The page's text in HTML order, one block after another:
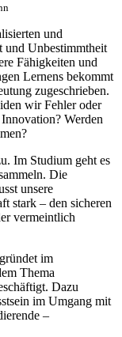
und
und Unbestimmtheit
Fähigkeiten und
Lernens bekommt
zugeschrieben.
wir Fehler oder
Werden
Im Studium geht es
Die
unsere
stark – den sicheren
vermeintlich
im
Thema
Dazu
im Umgang mit
–